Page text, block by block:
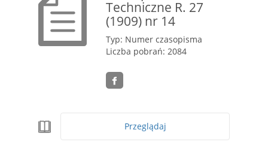
Techniczne R. 27
(1909) nr 14
Typ: Numer czasopisma
Liczba pobrań: 2084
Przeglądaj